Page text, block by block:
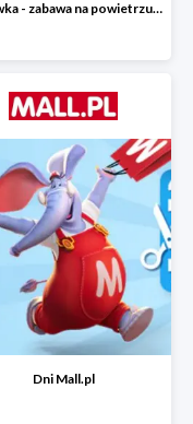
Majówka - zabawa na powietrzu do -35%
Dni Mall.pl